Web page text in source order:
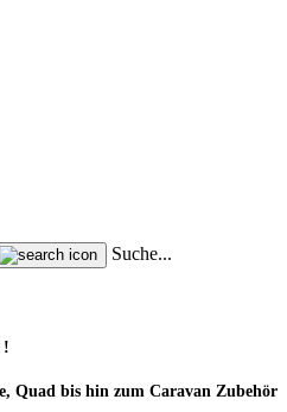
Suche...
!
Quad bis hin zum Caravan Zubehör